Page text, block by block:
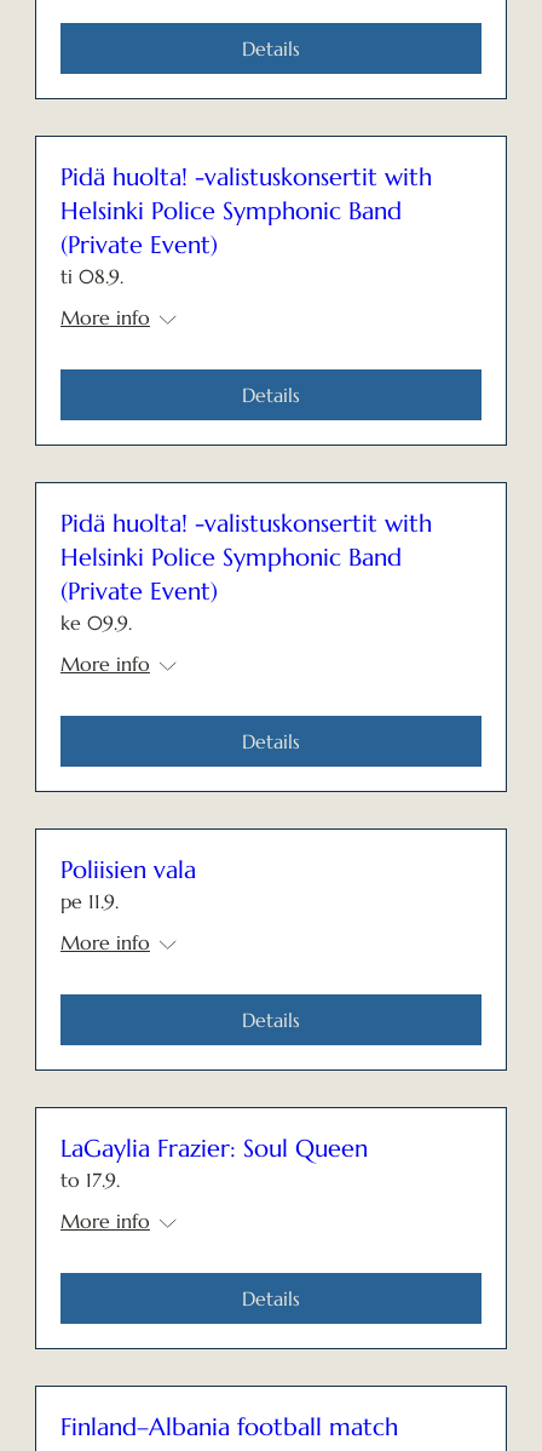
Details
Pidä huolta! -valistuskonsertit with
Helsinki Police Symphonic Band
(Private Event)
ti 08.9.
More info
Details
Pidä huolta! -valistuskonsertit with
Helsinki Police Symphonic Band
(Private Event)
ke 09.9.
More info
Details
Poliisien vala
pe 11.9.
More info
Details
LaGaylia Frazier: Soul Queen
to 17.9.
More info
Details
Finland–Albania football match